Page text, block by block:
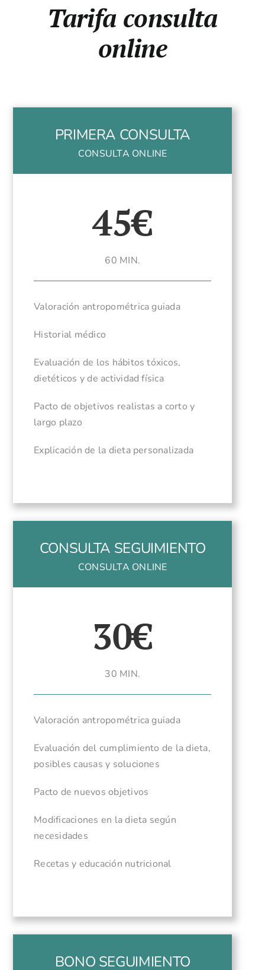
Tarifa consulta
online
PRIMERA CONSULTA
CONSULTA ONLINE
45€
60 MIN.
Valoración antropométrica guiada
Historial médico
Evaluación de los hábitos tóxicos,
dietéticos y de actividad física
Pacto de objetivos realistas a corto y
largo plazo
Explicación de la dieta personalizada
CONSULTA SEGUIMIENTO
CONSULTA ONLINE
30€
30 MIN.
Valoración antropométrica guiada
Evaluación del cumplimiento de la dieta,
posibles causas y soluciones
Pacto de nuevos objetivos
Modificaciones en la dieta según
necesidades
Recetas y educación nutricional
BONO SEGUIMIENTO